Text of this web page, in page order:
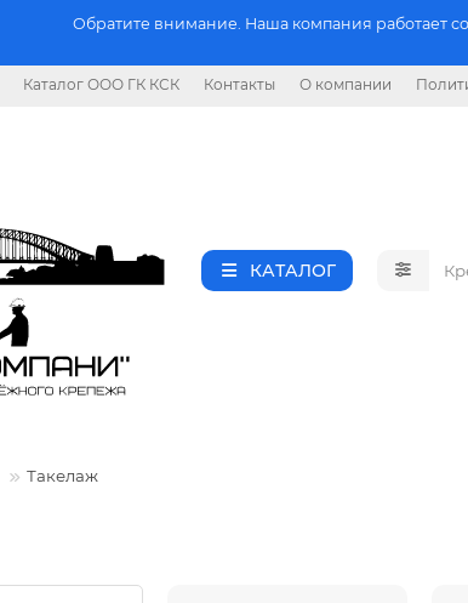
Обратите внимание. Наша компания работает
Каталог ООО ГК КСК Контакты О компании
КАТАЛОГ
Такелаж